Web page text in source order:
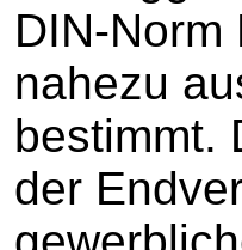
DIN-Norm
nahezu
bestimmt.
der